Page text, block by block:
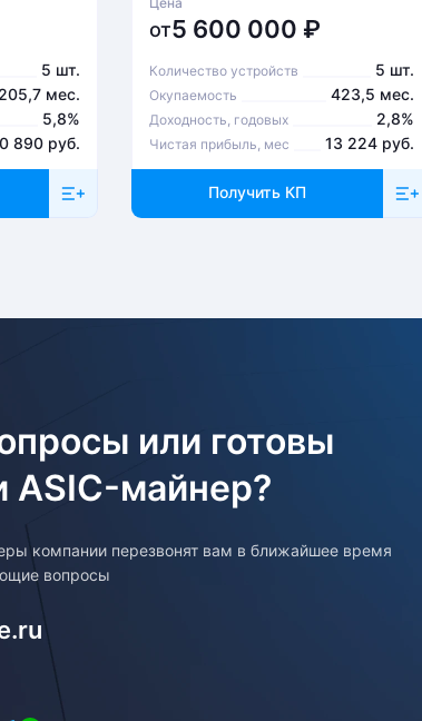
5 шт.
205,7 мес.
5,8%
890 руб.
от5 600 000 ₽
Количество устройств 5 шт.
Окупаемость 423,5 мес.
Доходность, годовых 2,8%
Чистая прибыль, мес 13 224 руб.
Получить КП
или готовы
ASIC-майнер?
компании перезвонят вам в ближайшее время
вопросы